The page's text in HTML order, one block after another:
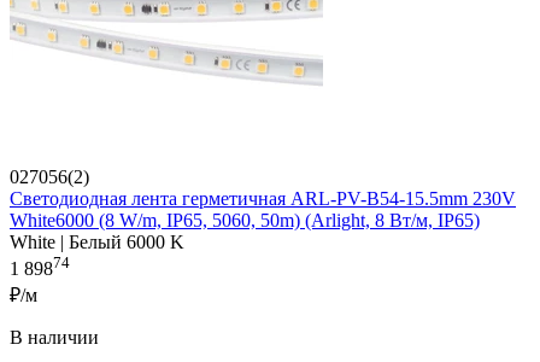
027056(2)
Светодиодная лента герметичная ARL-PV-B54-15.5mm 230V
White6000 (8 W/m, IP65, 5060, 50m) (Arlight, 8 Вт/м, IP65)
White | Белый 6000 K
1 89874
₽/м
В наличии